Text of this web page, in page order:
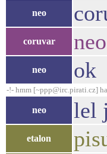
neo
coruvar
neo ok
-!- hmm [~ppp@irc.pirati.cz]
neo lel
etalon